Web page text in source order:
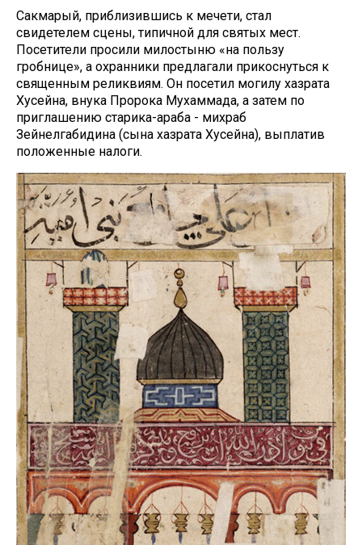
Сакмарый, приблизившись к мечети, стал
свидетелем сцены, типичной для святых мест.
Посетители просили милостыню «на пользу
гробнице», а охранники предлагали прикоснуться к
священным реликвиям. Он посетил могилу хазрата
Хусейна, внука Пророка Мухаммада, а затем по
приглашению старика-араба - михраб
Зейнелгабидина (сына хазрата Хусейна), выплатив
положенные налоги.